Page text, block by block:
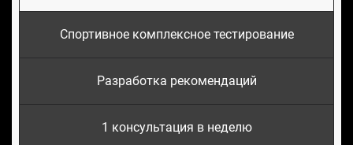
Спортивное комплексное тестирование
Разработка рекомендаций
1 консультация в неделю